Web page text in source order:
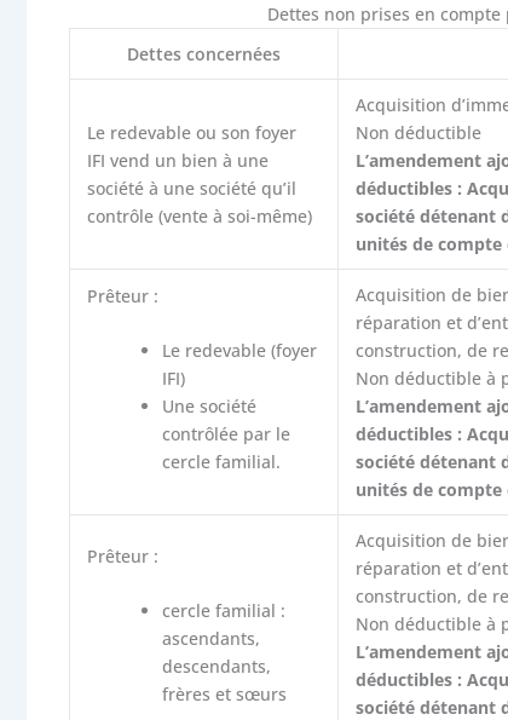
Dettes non prises en
Dettes concernées
Le redevable ou son foyer
IFI vend un bien à une
société à une société qu’il
contrôle (vente à soi-même)
Acquisition
Non déductible
L’amendement
déductibles :
société détenant
unités de
Prêteur :
Le redevable (foyer
IFI)
Une société
contrôlée par le
cercle familial.
Acquisition de
réparation et
construction, de
Non déductible à
L’amendement
déductibles :
société détenant
unités de
Prêteur :
cercle familial :
ascendants,
descendants,
frères et sœurs
Acquisition de
réparation et
construction, de
Non déductible à
L’amendement
déductibles :
société détenant